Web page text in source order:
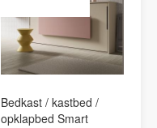
Bedkast / kastbed /
opklapbed Smart